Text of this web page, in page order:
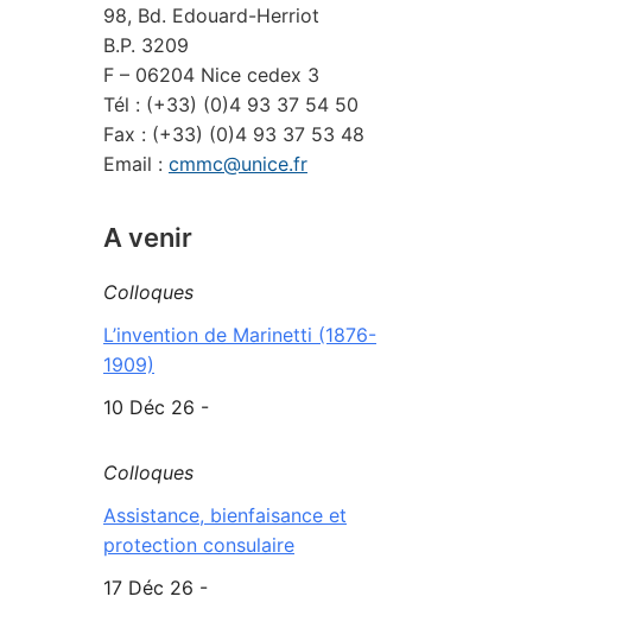
98, Bd. Edouard-Herriot
B.P. 3209
F – 06204 Nice cedex 3
Tél : (+33) (0)4 93 37 54 50
Fax : (+33) (0)4 93 37 53 48
Email : cmmc@unice.fr
A venir
Colloques
L’invention de Marinetti (1876-
1909)
10 Déc 26 -
Colloques
Assistance, bienfaisance et
protection consulaire
17 Déc 26 -